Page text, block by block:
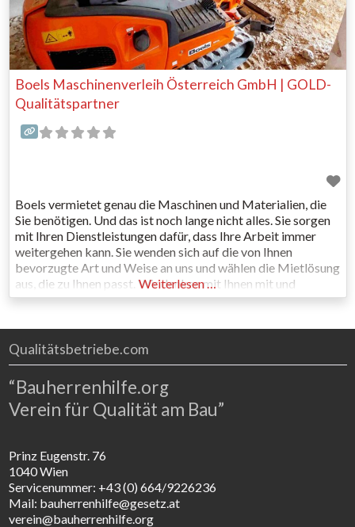
Boels Maschinenverleih Österreich GmbH | GOLD-
Qualitätspartner
Boels vermietet genau die Maschinen und Materialien, die
Sie benötigen. Und das ist noch lange nicht alles. Sie sorgen
mit Ihren Dienstleistungen dafür, dass Ihre Arbeit immer
weitergehen kann. Sie wenden sich auf die von Ihnen
bevorzugte Art und Weise an uns und wählen die Mietlösung
aus, die zu Ihnen passt. Wir denken mit Ihnen mit und
entlasten Sie umfassender
Weiterlesen …
Qualitätsbetriebe.com
“Bauherrenhilfe.org
Verein für Qualität am Bau”
Prinz Eugenstr. 76
1040 Wien
Servicenummer: +43 (0) 664/9226236
Mail: bauherrenhilfe@gesetz.at
verein@bauherrenhilfe.org